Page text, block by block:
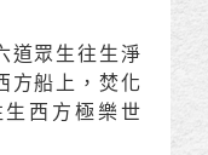
道眾生往生淨
方船上，焚化
西方極樂世